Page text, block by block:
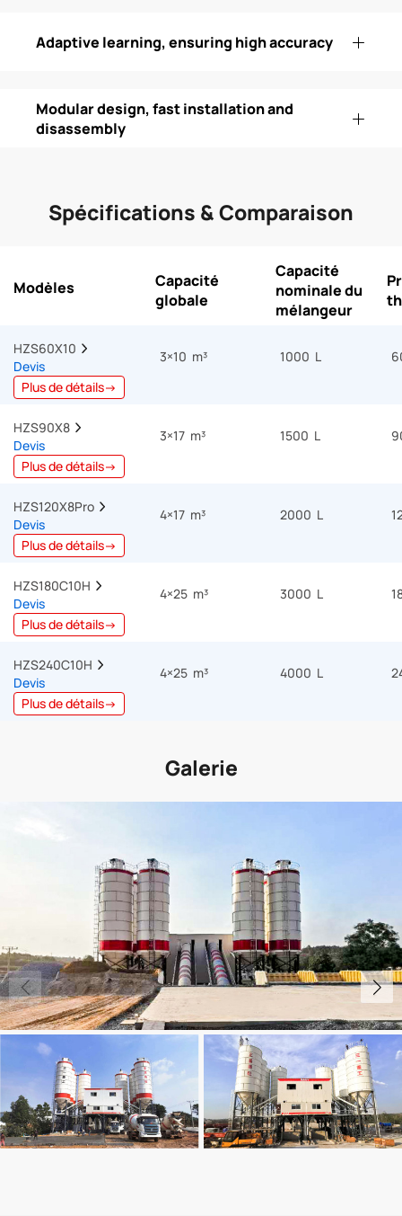
Adaptive learning, ensuring high accuracy
Modular design, fast installation and
disassembly
Spécifications & Comparaison
Modèles
Capacité
globale
Capacité
nominale du
mélangeur
HZS60X10
Devis
Plus de détails→
3×10 m³ 1000 L
HZS90X8
Devis
Plus de détails→
3×17 m³ 1500 L
HZS120X8Pro
Devis
Plus de détails→
4×17 m³ 2000 L
HZS180C10H
Devis
Plus de détails→
4×25 m³ 3000 L
HZS240C10H
Devis
Plus de détails→
4×25 m³ 4000 L
Galerie